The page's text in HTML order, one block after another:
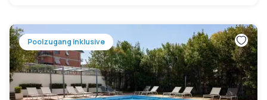
Poolzugang inklusive